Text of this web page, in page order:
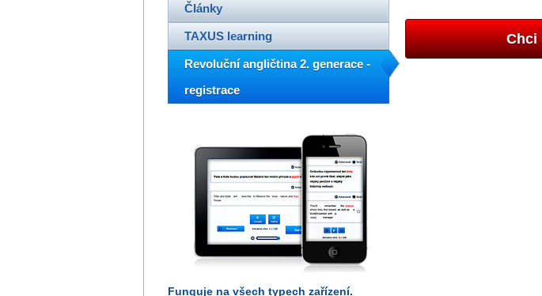
Články
TAXUS learning
Revoluční angličtina 2. generace -
registrace
Funguje na všech typech zařízení.
Chci